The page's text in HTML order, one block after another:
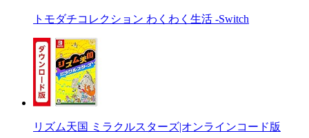
トモダチコレクション わくわく生活 -Switch
リズム天国 ミラクルスターズ|オンラインコード版